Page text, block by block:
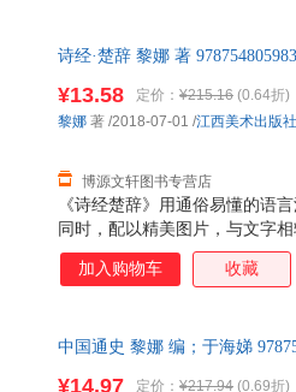
诗经·楚辞 黎娜 著
《诗经楚辞》用通俗易懂的语
同时，配以精美图片，与文字
获得丰富的想象空间和高雅的
字、精美珍贵的图片、注重传
¥13.58 定价： ¥215.16 (0.64折)
博源文轩图书专营店
黎娜 著 /2018-07-01 /江西美术出版社
加入购物车 收藏
中国通史 黎娜 编；于海娣
¥14.97 定价： ¥217.94 (0.69折)